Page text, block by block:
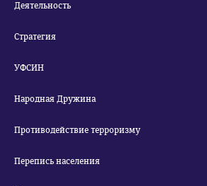
Деятельность
Стратегия
УФСИН
Народная Дружина
Противодействие терроризму
Перепись населения